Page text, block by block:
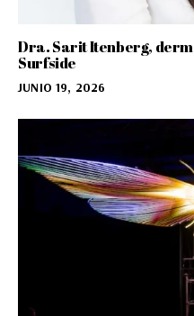
Dra. Sarit Itenberg,
Surfside
JUNIO 19, 2026